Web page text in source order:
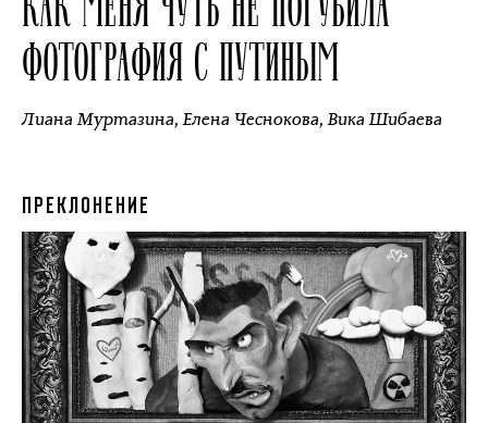
ФОТОГРАФИЯ С ПУТИНЫМ
Лиана Муртазина,Елена Чеснокова,Вика Шибаева
ПРЕКЛОНЕНИЕ